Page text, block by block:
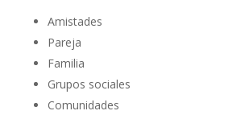
Amistades
Pareja
Familia
Grupos sociales
Comunidades